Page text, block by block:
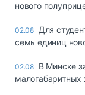
нового
02.08 Для
семь единиц
02.08 В Минске